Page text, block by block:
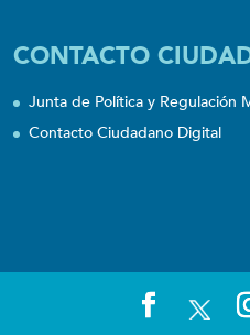
CONTACTO
Junta de Política y Regulación
Contacto Ciudadano Digital